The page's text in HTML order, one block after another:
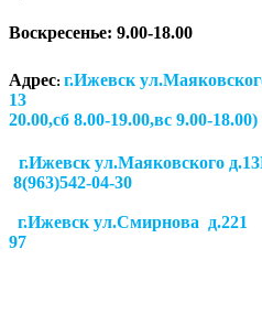
Воскресенье: 9.00-18.00
Адрес: г.Ижевск
13 (Пн-
20.00,сб 8.00-19.00,вс 9.00-18.00)
г.Ижевск
8(963)542-04-30
г.Ижевск ул.Смирнова д.221
97